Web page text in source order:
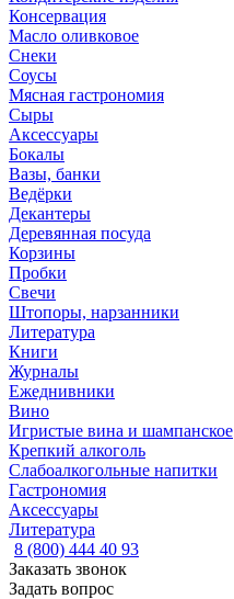
Консервация
Масло оливковое
Снеки
Соусы
Мясная гастрономия
Сыры
Аксессуары
Бокалы
Вазы, банки
Ведёрки
Декантеры
Деревянная посуда
Корзины
Пробки
Свечи
Штопоры, нарзанники
Литература
Книги
Журналы
Ежеднивники
Вино
Игристые вина и шампанское
Крепкий алкоголь
Слабоалкогольные напитки
Гастрономия
Аксессуары
Литература
8 (800) 444 40 93
Заказать звонок
Задать вопрос